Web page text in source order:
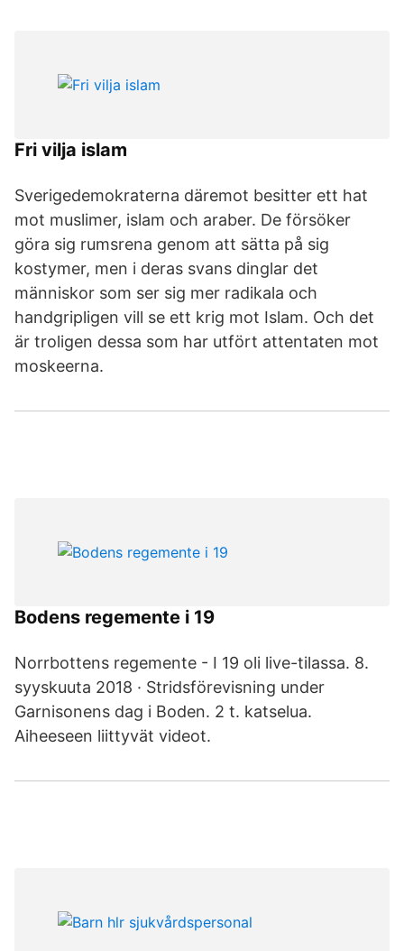
Fri vilja islam
Sverigedemokraterna däremot besitter ett hat
mot muslimer, islam och araber. De försöker
göra sig rumsrena genom att sätta på sig
kostymer, men i deras svans dinglar det
människor som ser sig mer radikala och
handgripligen vill se ett krig mot Islam. Och det
är troligen dessa som har utfört attentaten mot
moskeerna.
Bodens regemente i 19
Norrbottens regemente - I 19 oli live-tilassa. 8.
syyskuuta 2018 · Stridsförevisning under
Garnisonens dag i Boden. 2 t. katselua.
Aiheeseen liittyvät videot.